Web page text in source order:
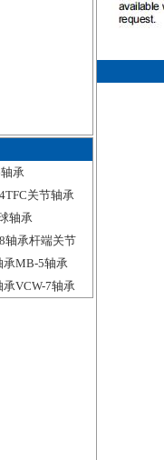
承
关节轴承
轴承
轴承杆端关节
承MB-5轴承
VCW-7轴承